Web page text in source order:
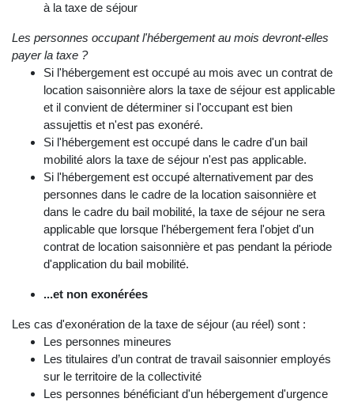
à la taxe de séjour
Les personnes occupant l'hébergement au mois devront-elles
payer la taxe ?
Si l'hébergement est occupé au mois avec un contrat de
location saisonnière alors la taxe de séjour est applicable
et il convient de déterminer si l'occupant est bien
assujettis et n'est pas exonéré.
Si l'hébergement est occupé dans le cadre d'un bail
mobilité alors la taxe de séjour n'est pas applicable.
Si l'hébergement est occupé alternativement par des
personnes dans le cadre de la location saisonnière et
dans le cadre du bail mobilité, la taxe de séjour ne sera
applicable que lorsque l'hébergement fera l'objet d'un
contrat de location saisonnière et pas pendant la période
d'application du bail mobilité.
...et non exonérées
Les cas d'exonération de la taxe de séjour (au réel) sont :
Les personnes mineures
Les titulaires d’un contrat de travail saisonnier employés
sur le territoire de la collectivité
Les personnes bénéficiant d'un hébergement d'urgence